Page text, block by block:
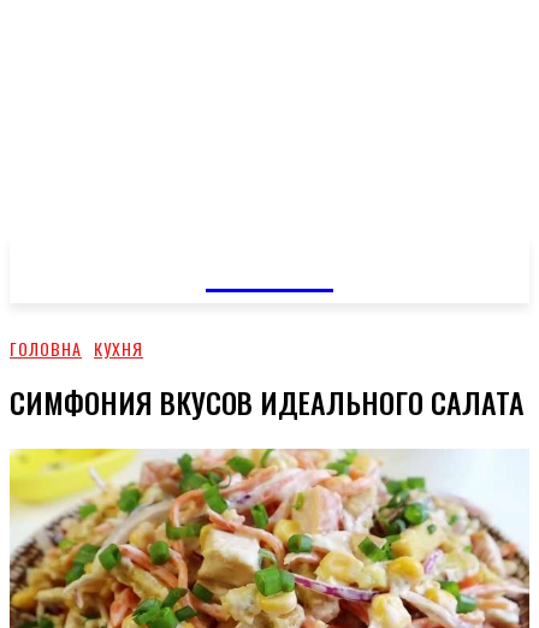
ГОЛОВНА КУХНЯ
СИМФОНИЯ ВКУСОВ ИДЕАЛЬНОГО САЛАТА